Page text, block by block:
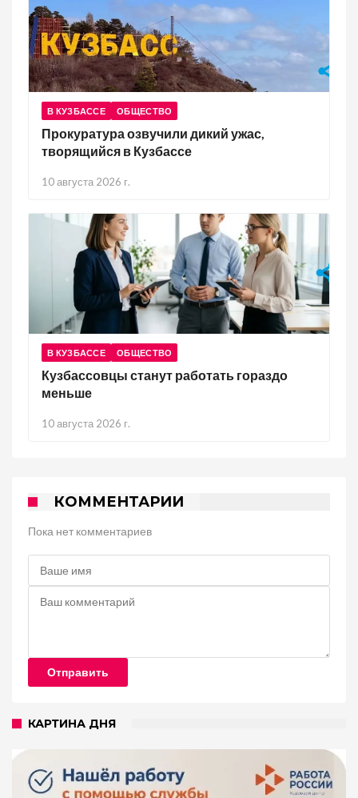
В КУЗБАССЕ ОБЩЕСТВО
Прокуратура озвучили дикий ужас,
творящийся в Кузбассе
10 августа 2026 г.
В КУЗБАССЕ ОБЩЕСТВО
Кузбассовцы станут работать гораздо
меньше
10 августа 2026 г.
КОММЕНТАРИИ
Пока нет комментариев
Отправить
КАРТИНА ДНЯ